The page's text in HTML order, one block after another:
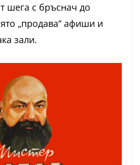
шега с бръснач до
„продава“ афиши и
зали.